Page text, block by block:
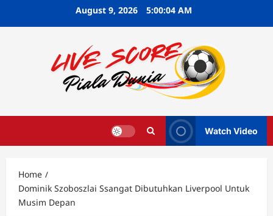
August 9, 2026 5:00:05 AM
Watch Video
Home
Dominik Szoboszlai Ssangat Dibutuhkan Liverpool Untuk
Musim Depan